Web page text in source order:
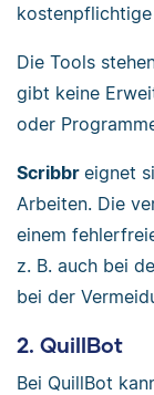
Die Tools
gibt keine
oder
Scribbr eignet
Arbeiten. Die
einem
z. B. auch bei
bei der
2. QuillBot
Bei QuillBot